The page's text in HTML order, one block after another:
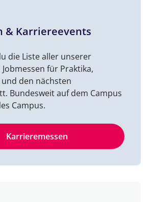
& Karriereevents
die Liste aller unserer
für Praktika,
den nächsten
Bundesweit auf dem Campus
Campus.
Karrieremessen